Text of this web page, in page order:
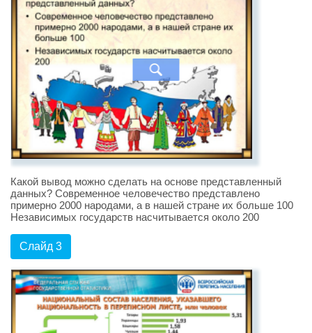
Какой вывод можно сделать на основе представленный
данных? Современное человечество представлено
примерно 2000 народами, а в нашей стране их больше 100
Независимых государств насчитывается около 200
Слайд 3